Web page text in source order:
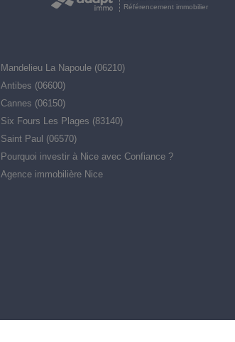
Référencement immobilier
Mandelieu La Napoule (06210)
Antibes (06600)
Cannes (06150)
Six Fours Les Plages (83140)
Saint Paul (06570)
Pourquoi investir à Nice avec Confiance ?
Agence immobilière Nice